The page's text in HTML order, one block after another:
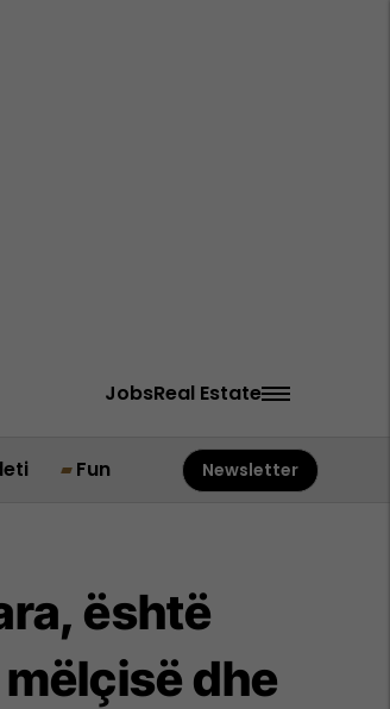
JobsReal Estate
Fun Newsletter
është
dhe